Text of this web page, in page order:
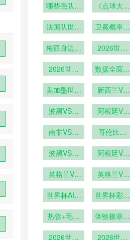
利；科索沃
界杯加时赛
第120分钟
换人规则的
战术意义
幕式！
员能否从太
福？》
哪些强队可
局？》
《点球大战
2026世界
可能成
主”？》
法国队世界
卫冕概率几
梅西身边强
2026世界
第六次参赛
2026世界
成为世界杯
数据全面超
美加墨世界
在大都会人
准基准点
新西兰VS
西兰VS埃
波黑VS卡
黑VS卡塔
阿根廷VS
廷VS奥地
南非VS韩
VS韩国在
哥伦比亚
播哥伦比亚
线直播
波黑VS卡
VS卡塔尔
阿根廷VS
阿根廷VS
直播
英格兰VS
VS加纳直
英格兰VS
格兰VS加
世界杯AI预
集体抗议
世界杯彩票
球迷最
门”？
热饮+毛毯
体验极寒狂
2026世界
2026世界